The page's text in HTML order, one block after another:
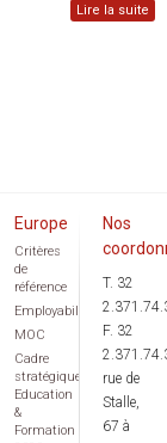
Lire la suite
Europe
Critères
de
référence
Employabilité
MOC
Cadre
stratégique
Education
&
Formation
Nos
T. 32
F. 32
rue de
Stalle,
67 à